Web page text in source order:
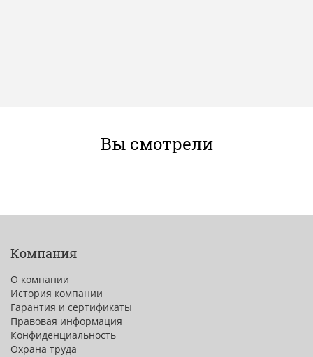
Вы смотрели
Компания
О компании
История компании
Гарантия и сертификаты
Правовая информация
Конфиденциальность
Охрана труда